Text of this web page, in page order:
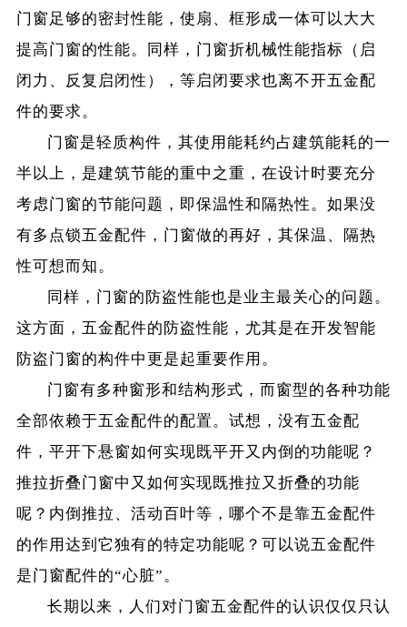
门窗足够的密封性能，使扇、框形成一体可以大大
提高门窗的性能。同样，门窗折机械性能指标（启
闭力、反复启闭性），等启闭要求也离不开五金配
件的要求。
门窗是轻质构件，其使用能耗约占建筑能耗的一
半以上，是建筑节能的重中之重，在设计时要充分
考虑门窗的节能问题，即保温性和隔热性。如果没
有多点锁五金配件，门窗做的再好，其保温、隔热
性可想而知。
同样，门窗的防盗性能也是业主最关心的问题。
这方面，五金配件的防盗性能，尤其是在开发智能
防盗门窗的构件中更是起重要作用。
门窗有多种窗形和结构形式，而窗型的各种功能
全部依赖于五金配件的配置。试想，没有五金配
件，平开下悬窗如何实现既平开又内倒的功能呢？
推拉折叠门窗中又如何实现既推拉又折叠的功能
呢？内倒推拉、活动百叶等，哪个不是靠五金配件
的作用达到它独有的特定功能呢？可以说五金配件
是门窗配件的“心脏”。
长期以来，人们对门窗五金配件的认识仅仅只认